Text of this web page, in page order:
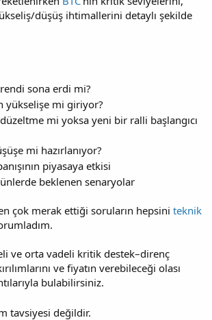
düşüş ihtimallerini detaylı şekilde
sona erdi mi?
yükselişe mi giriyor?
mi yoksa yeni bir ralli başlangıcı
mi hazırlanıyor?
piyasaya etkisi
beklenen senaryolar
çok merak ettiği soruların hepsini teknik
ve orta vadeli kritik destek–direnç
ve fiyatın verebileceği olası
bulabilirsiniz.
tavsiyesi değildir.